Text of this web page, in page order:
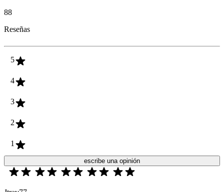
88
Reseñas
5
4
3
2
1
escribe una opinión